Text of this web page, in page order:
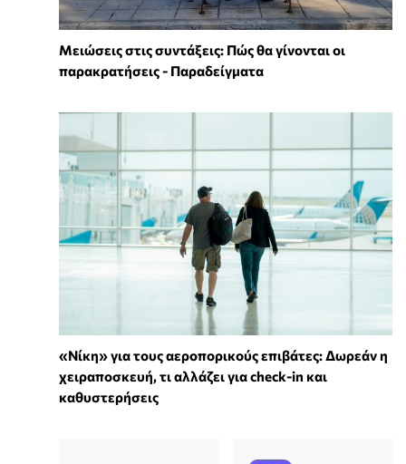
Μειώσεις στις συντάξεις: Πώς θα γίνονται οι
παρακρατήσεις - Παραδείγματα
«Νίκη» για τους αεροπορικούς επιβάτες: Δωρεάν η
χειραποσκευή, τι αλλάζει για check-in και
καθυστερήσεις